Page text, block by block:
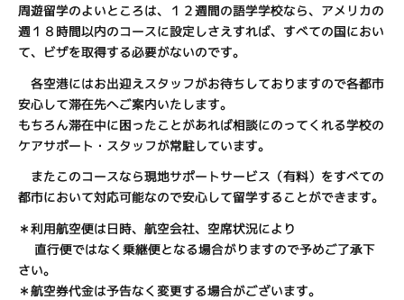
周遊留学のよいところは、１２週間の語学学校なら、アメリカの
週１８時間以内のコースに設定しさえすれば、すべての国におい
て、ビザを取得する必要がないのです。
各空港にはお出迎えスタッフがお待ちしておりますので各都市
安心して滞在先へご案内いたします。
もちろん滞在中に困ったことがあれば相談にのってくれる学校の
ケアサポート・スタッフが常駐しています。
またこのコースなら現地サポートサービス（有料）をすべての
都市において対応可能なので安心して留学することができます。
＊利用航空便は日時、航空会社、空席状況により
直行便ではなく乗継便となる場合がりますので予めご了承下
さい。
＊航空券代金は予告なく変更する場合がございます。